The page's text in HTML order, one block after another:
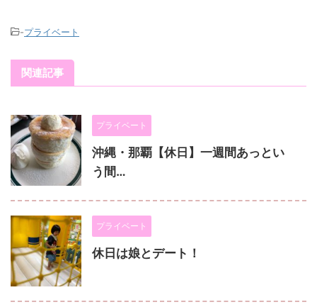
-プライベート
関連記事
プライベート
沖縄・那覇【休日】一週間あっとい
う間…
プライベート
休日は娘とデート！